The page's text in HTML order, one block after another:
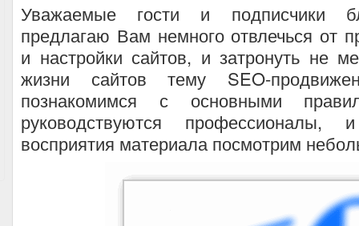
Уважаемые гости и подписчики
предлагаю Вам немного отвлечься от
и настройки сайтов, и затронуть не
жизни сайтов тему SEO-
познакомимся с основными
руководствуются
восприятия материала посмотрим